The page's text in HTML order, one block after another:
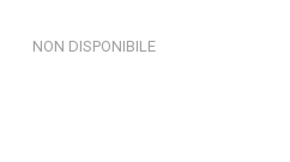
NON DISPONIBILE